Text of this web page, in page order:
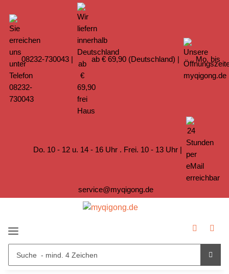
08232-730043| ab € 69,90 (Deutschland) | Mo. bis
Do. 10 - 12 u. 14 - 16 Uhr . Frei. 10 - 13 Uhr |
service@myqigong.de